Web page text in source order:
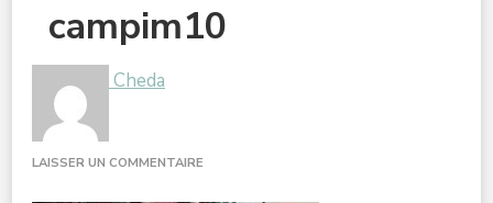
campim10
Cheda
LAISSER UN COMMENTAIRE